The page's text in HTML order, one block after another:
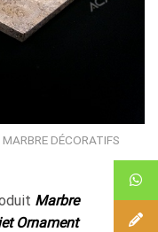
DÉCORATIFS
Marbre
Ornament